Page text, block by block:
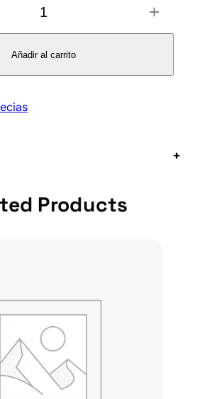
+
Añadir al carrito
+
Products